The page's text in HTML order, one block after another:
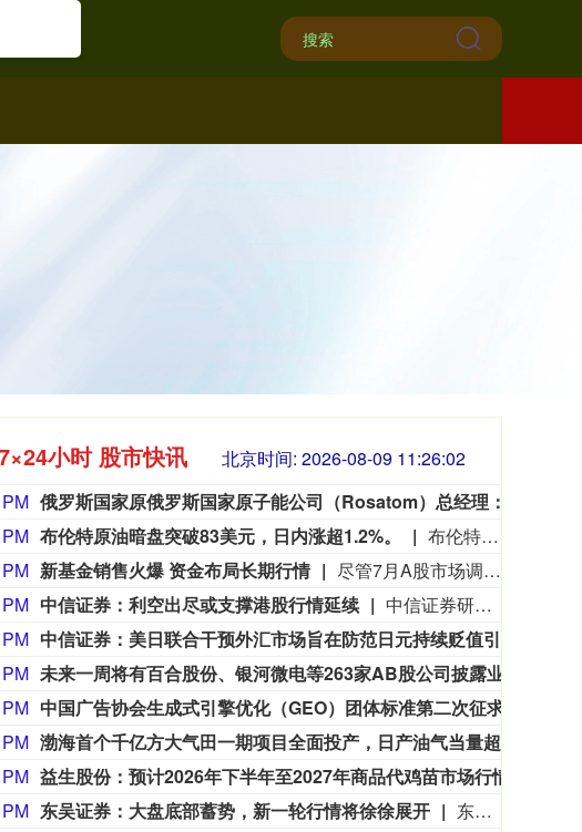
创业板指 3563.12 47.56 1.35% 基金指数
小时 股市快讯 北京时间: 2026-08-09 11:26:04
布伦特原油暗盘突破83美元，日内涨超1.2%。
布伦特原油暗盘突破83美元，日内涨超1.2%。
新基金销售火爆 资金布局长期行情
尽管7月A股市场调整，但新发基金市场却呈现出冷暖反差，多只主动权益新品募集成绩亮眼。普通投资者踊跃认购新基金的背后，是不少基金经理对于当前科技行情长周期属性的深度研判，公募普遍判断AI产业浪潮不是短期主题炒作，科技浪潮的演绎周期也远不止半年。
中信证券：利空出尽或支撑港股行情延续
中信证券研报指出，近一个月恒生综指迎来业绩预期反转，中报超预期与利好预告推动全年盈利上修；而恒科指数受制于乘用车盈利分化及头部互联网平台资本开支扩张对短期利润率的压制，预期修复相对滞后。行业上，医疗保健（CXO与制药龙头驱动）、金融（券商资管与保险）、公用事业及周期运输景气上行；消费、地产及资讯科技预期遭下调。交易层面呈现资金回补超跌低位板块与交易高景气业绩动能的“双管齐下”特征。面对财报密集披露期与海内外宏观扰动，配置建议维持“红利防守+成长弹性”杠铃策略：防守端锁定高股息、低β“类债”资产；进攻端聚焦互联网巨头、双向资金加仓的机器人与生物科技，以及技术硬件与AI应用，兼顾创新药及工业金属的催化布局。
东吴证券：大盘底部蓄势，新一轮行情将徐徐展开 东吴证券研报表示，在经历了7月的风格调整后，短期A股风格的再平衡，本质上是内生交易拥挤与外围市场联动共同驱动的资金面修正，而非产业趋势证伪，再从市场波动、股价位置、拥挤度、融资四个维度观察当前市场的状态。当前市场已经进入降波筑底的阶段，而接下来8月的业绩期将是关键的变奏点，AI主线有望再度走强。此外，其他景气线索也值得关注：创新药/CXO，业绩、政策等多因素共振，景气持续上修；电力设备，电网、电源等环节具备出海优势；有色金属，降息预期再度升温，金、铜价格修复。